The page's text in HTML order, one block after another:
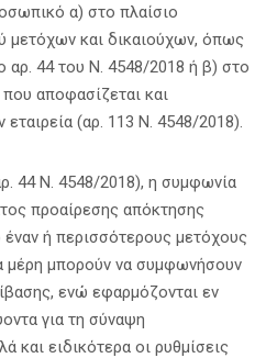
α) στο πλαίσιο
μετόχων και δικαιούχων, όπως
αρ. 44 του Ν. 4548/2018 ή β) στο
αποφασίζεται και
εταιρεία (αρ. 113 Ν. 4548/2018).
44 Ν. 4548/2018), η συμφωνία
προαίρεσης απόκτησης
ή περισσότερους μετόχους
μέρη μπορούν να συμφωνήσουν
ενώ εφαρμόζονται εν
για τη σύναψη
και ειδικότερα οι ρυθμίσεις